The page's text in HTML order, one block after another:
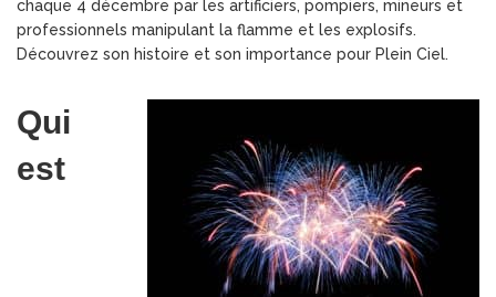
chaque 4 décembre par les artificiers, pompiers, mineurs et
professionnels manipulant la flamme et les explosifs.
Découvrez son histoire et son importance pour Plein Ciel.
Qui
est